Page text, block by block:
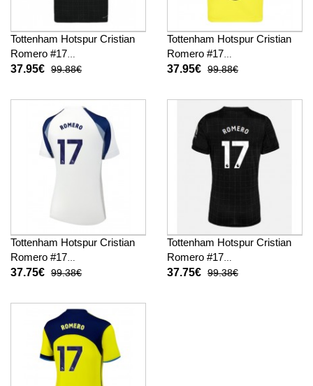
Tottenham Hotspur Cristian
Romero #17
Fußballbekleidung
Kurzarm
37.95€ 99.88€
Tottenham Hotspur Cristian
Romero #17
Fußballbekleidung 3rd trikot
37.95€ 99.88€
Tottenham Hotspur Cristian
Romero #17
Fußballbekleidung Heimtrikot
37.75€ 99.38€
Tottenham Hotspur Cristian
Romero #17
Fußballbekleidung
37.75€ 99.38€